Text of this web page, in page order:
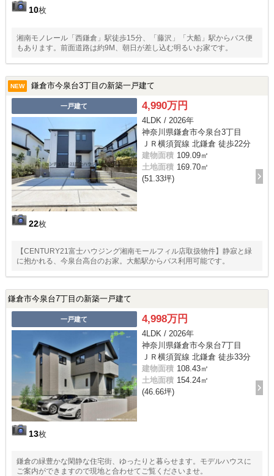
10枚
湘南モノレール「西鎌倉」駅徒歩15分、「藤沢」「大船」駅からバス便
もあります。前面道路は約9M、朝日が差し込む明るいお家です。
NEW 鎌倉市今泉台3丁目の新築一戸建て
一戸建て
22枚
4,990万円
4LDK / 2026年
神奈川県鎌倉市今泉台3丁目
ＪＲ横須賀線 北鎌倉 徒歩22分
建物面積 109.09㎡
土地面積 169.70㎡
(51.33坪)
【CENTURY21富士ハウジング湘南モールフィル店取扱物件】静寂と緑
に抱かれる、今泉台高台のお家。大船駅からバス利用可能です。
鎌倉市今泉台7丁目の新築一戸建て
一戸建て
13枚
4,998万円
4LDK / 2026年
神奈川県鎌倉市今泉台7丁目
ＪＲ横須賀線 北鎌倉 徒歩33分
建物面積 108.43㎡
土地面積 154.24㎡
(46.66坪)
鎌倉の緑豊かな閑静な住宅街、ゆったりと暮らせます。モデルハウスに
ご案内ができますので現地と合わせてご覧くださいませ。